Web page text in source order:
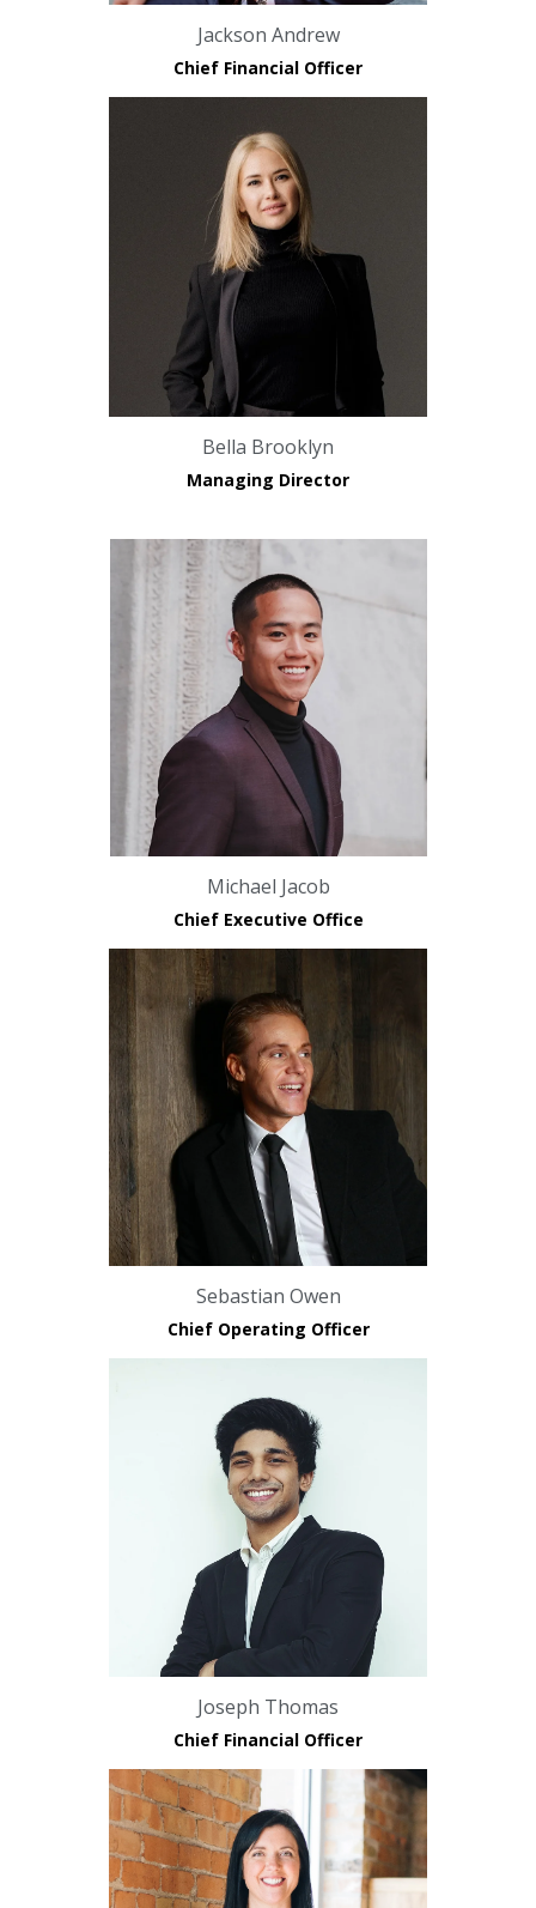
Jackson Andrew
Chief Financial Officer
Bella Brooklyn
Managing Director
Michael Jacob
Chief Executive Office
Sebastian Owen
Chief Operating Officer
Joseph Thomas
Chief Financial Officer